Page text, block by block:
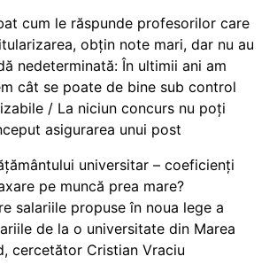
cum le răspunde profesorilor care
obțin note mari, dar nu au
nedeterminată: În ultimii ani am
cât se poate de bine sub control
/ La niciun concurs nu poți
asigurarea unui post
universitar – coeficienți
pe muncă prea mare?
salariile propuse în noua lege a
de la o universitate din Marea
cercetător Cristian Vraciu